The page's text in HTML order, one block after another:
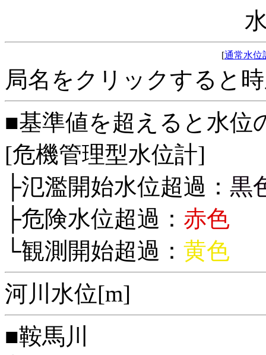
[通常水位
局名をクリックすると
■基準値を超えると水位
[危機管理型水位計]
├氾濫開始水位超過： 黒
├危険水位超過： 赤色
└観測開始超過： 黄色
河川水位[m]
■鞍馬川